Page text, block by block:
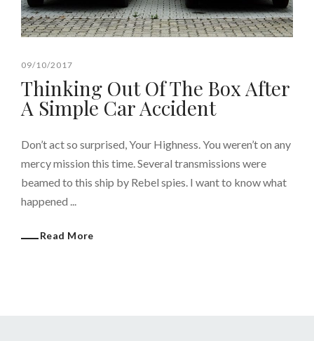
09/10/2017
Thinking Out Of The Box After
A Simple Car Accident
Don’t act so surprised, Your Highness. You weren’t on any
mercy mission this time. Several transmissions were
beamed to this ship by Rebel spies. I want to know what
happened ...
Read More